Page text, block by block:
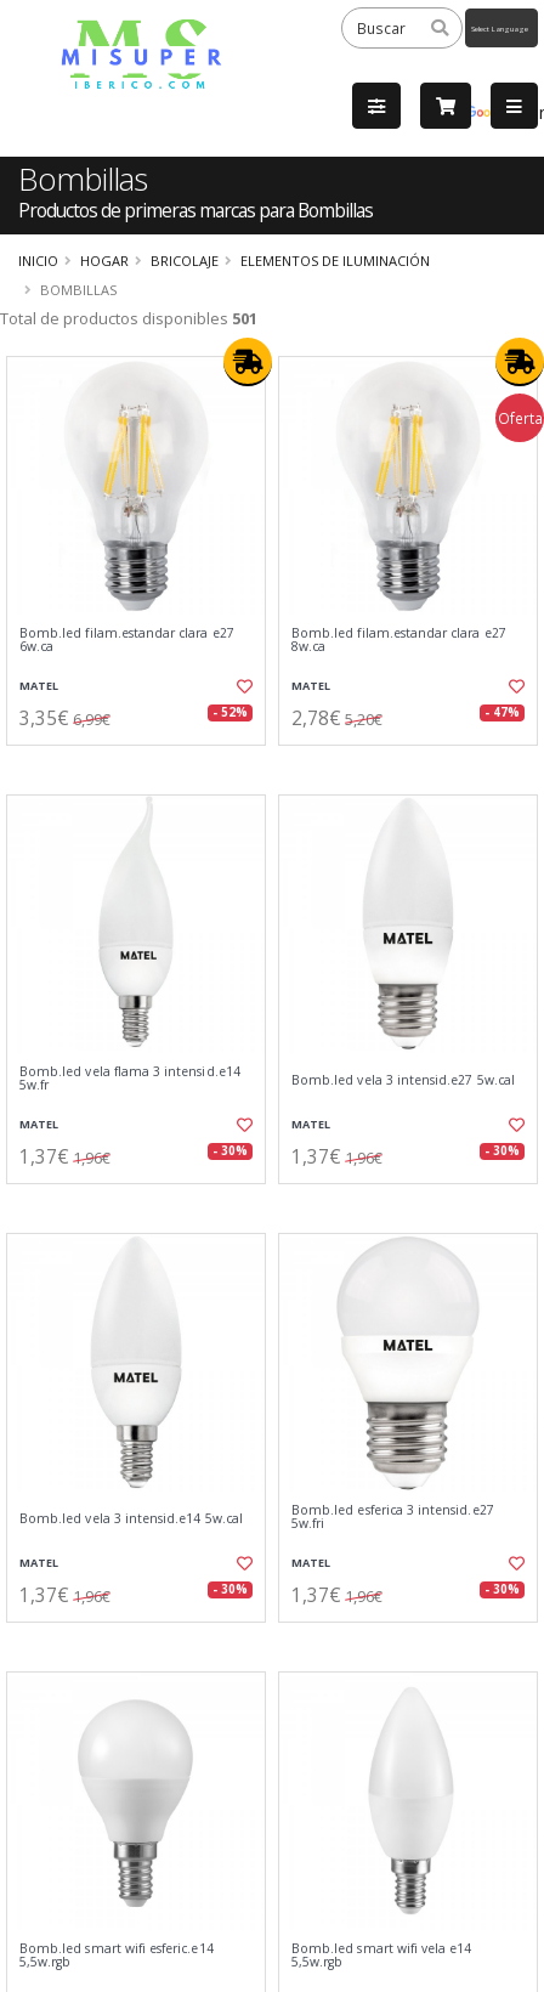
by
Bombillas
Productos de primeras marcas para Bombillas
INICIO HOGAR BRICOLAJE
ELEMENTOS DE ILUMINACIÓN
BOMBILLAS
Total de productos disponibles 501
Bomb.led filam.estandar clara e27
6w.ca
MATEL
3,35€ 6,99€ - 52%
Oferta
Bomb.led filam.estandar clara e27
8w.ca
MATEL
2,78€ 5,20€ - 47%
Bomb.led vela flama 3 intensid.e14
5w.fr
MATEL
1,37€ 1,96€ - 30%
Bomb.led vela 3 intensid.e27 5w.cal
MATEL
1,37€ 1,96€ - 30%
Bomb.led vela 3 intensid.e14 5w.cal
MATEL
1,37€ 1,96€ - 30%
Bomb.led esferica 3 intensid.e27
5w.fri
MATEL
1,37€ 1,96€ - 30%
Bomb.led smart wifi esferic.e14
5,5w.rgb
Bomb.led smart wifi vela e14
5,5w.rgb